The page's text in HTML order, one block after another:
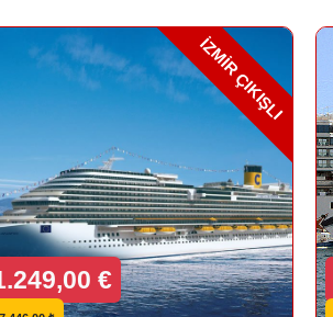
İZMİR ÇIKIŞLI
€